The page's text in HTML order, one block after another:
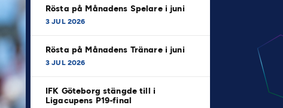
Rösta på Månadens Spelare i juni
3 JUL 2026
Rösta på Månadens Tränare i juni
3 JUL 2026
IFK Göteborg stängde till i
Ligacupens P19-final